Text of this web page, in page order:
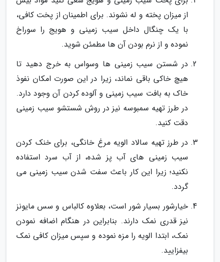
از میزان پخته و له نشوند. برای اطمینان از پخت کافی،
با یک چنگال داخل سیب زمینی و هویج را سوراخ
نموده و از نرم بودن آن ها مطمئن شوید.
در شستن سیب زمینی ها وسواس به خرج دهید تا
هیچ خاکی باقی نماند، زیرا در این صورت امکان نفوذ
خاک به بافت سیب زمینی و آلوده کردن آن وجود دارد.
در طرز تهیه سمبوسه نیز در روش شستشو سیب زمینی
دقت کنید.
در طرز تهیه سالاد الویه مرغ خانگی، برای خنک کردن
سیب زمینی های آب پز شده، از آب سرد استفاده
نکنید؛ زیرا این کار باعث سفت شدن سیب زمینی می
گردد.
خیارشور بسیار شور است، بعلاوه کالباس و سس مایونز
نیز قدری نمک دارند. بنابراین در هنگام اضافه نمودن
نمک، ابتدا الویه را مزه نموده و سپس میزان کافی نمک
بیفزایید.